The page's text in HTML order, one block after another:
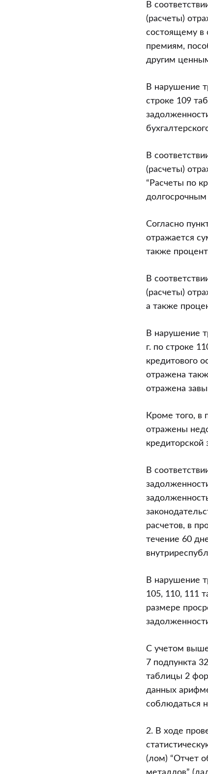
В
(расчеты)
состоящему в
премиям,
другим
В нарушение
строке 109
В
(расчеты)
“Расчеты по
долгосрочным
Согласно
отражается
также
В
(расчеты)
а также
В нарушение
г. по строке
кредитового
отражена
отражена
Кроме того, в
отражены
кредиторской
В
расчетов, в
течение 60
В нарушение
105, 110, 111
размере
С учетом
7 подпункта
таблицы 2
данных
соблюдаться
2. В ходе
(лом) “Отчет